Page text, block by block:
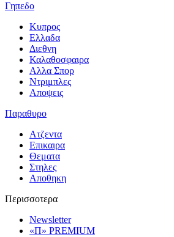
Γηπεδο
Κυπρος
Ελλαδα
Διεθνη
Καλαθοσφαιρα
Αλλα Σπορ
Ντριμπλες
Αποψεις
Παραθυρο
Ατζεντα
Επικαιρα
Θεματα
Στηλες
Αποθηκη
Περισσοτερα
Newsletter
«Π» PREMIUM